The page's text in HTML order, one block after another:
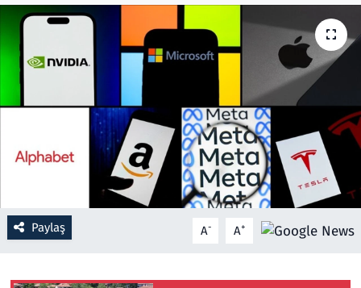
Paylaş A- A+
Ramazan
Resmi İlanlar
Rüya Tabirleri
Savunma Sanayi
Seçim 2023